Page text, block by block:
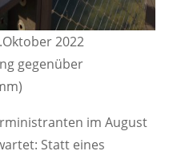
2022
gegenüber
im August
Statt eines